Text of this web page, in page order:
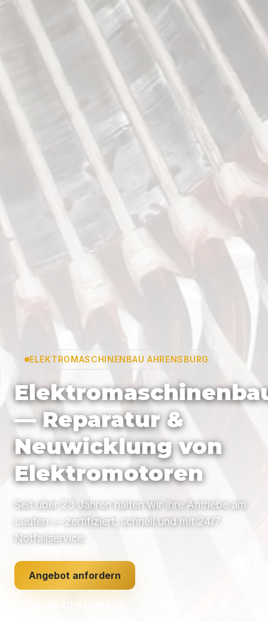
ELEKTROMASCHINENBAU AHRENSBURG
— Reparatur &
Neuwicklung von
Elektromotoren
Seit über 23 Jahren halten wir Ihre Antriebe am
Laufen — zertifiziert, schnell und mit 24/7
Notfallservice.
Angebot anfordern